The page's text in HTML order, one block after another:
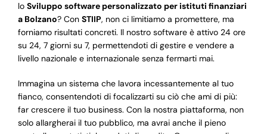
lo Sviluppo software personalizzato per istituti finanziari
a Bolzano? Con STIIP, non ci limitiamo a promettere, ma
forniamo risultati concreti. Il nostro software è attivo 24 ore
su 24, 7 giorni su 7, permettendoti di gestire e vendere a
livello nazionale e internazionale senza fermarti mai.
Immagina un sistema che lavora incessantemente al tuo
fianco, consentendoti di focalizzarti su ciò che ami di più:
far crescere il tuo business. Con la nostra piattaforma, non
solo allargherai il tuo pubblico, ma avrai anche il pieno